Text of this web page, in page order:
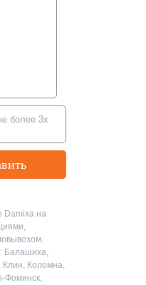
более 3х
Damixa на
Балашиха,
Клин, Коломна,
Фоминск,